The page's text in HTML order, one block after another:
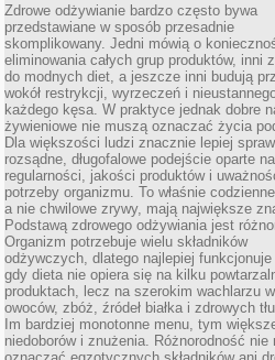
Zdrowe odżywianie bardzo często bywa
przedstawiane w sposób przesadnie
skomplikowany. Jedni mówią o
eliminowania całych grup produktów, inni
do modnych diet, a jeszcze inni budują
wokół restrykcji, wyrzeczeń i
każdego kęsa. W praktyce jednak dobre
żywieniowe nie muszą oznaczać życia
Dla większości ludzi znacznie lepiej
rozsądne, długofalowe podejście oparte na
regularności, jakości produktów i
potrzeby organizmu. To właśnie
a nie chwilowe zrywy, mają największe
Podstawą zdrowego odżywiania jest
Organizm potrzebuje wielu składników
odżywczych, dlatego najlepiej funkcjonuje
gdy dieta nie opiera się na kilku
produktach, lecz na szerokim wachlarzu
owoców, zbóż, źródeł białka i zdrowych
Im bardziej monotonne menu, tym
niedoborów i znużenia. Różnorodność nie